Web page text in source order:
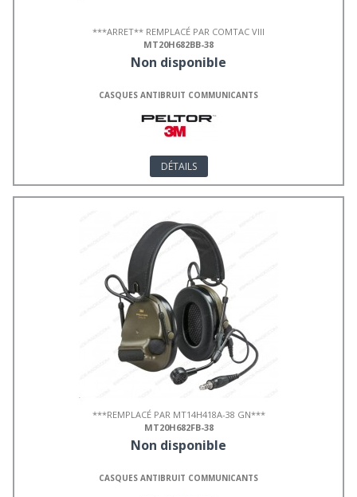
***ARRET** REMPLACÉ PAR COMTAC VIII
MT20H682BB-38
Non disponible
CASQUES ANTIBRUIT COMMUNICANTS
DÉTAILS
***REMPLACÉ PAR MT14H418A-38 GN***
MT20H682FB-38
Non disponible
CASQUES ANTIBRUIT COMMUNICANTS